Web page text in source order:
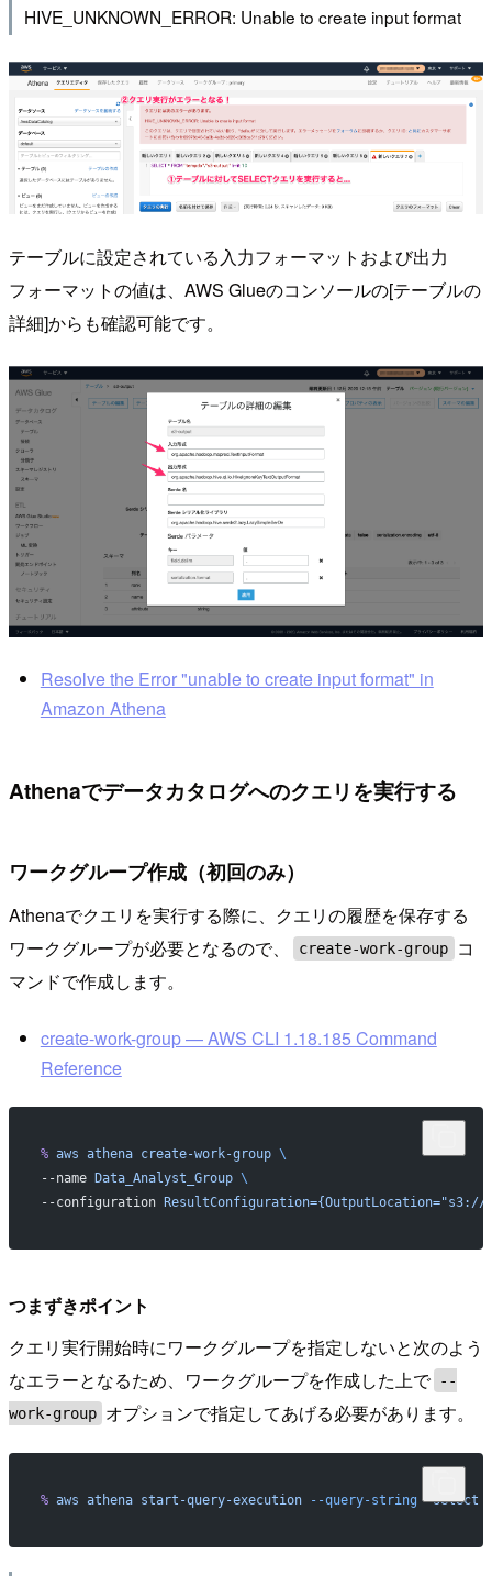
HIVE_UNKNOWN_ERROR: Unable to create input format
テーブルに設定されている入力フォーマットおよび出力
フォーマットの値は、AWS Glueのコンソールの[テーブルの
詳細]からも確認可能です。
Resolve the Error "unable to create input format" in
Amazon Athena
Athenaでデータカタログへのクエリを実行する
ワークグループ作成（初回のみ）
Athenaでクエリを実行する際に、クエリの履歴を保存する
ワークグループが必要となるので、
create-work-group
コ
マンドで作成します。
create-work-group — AWS CLI 1.18.185 Command
Reference
% aws athena create-work-group \
--name
Data_Analyst_Group \
--configuration
ResultConfiguration={OutputLocation="s3://
つまずきポイント
クエリ実行開始時にワークグループを指定しないと次のよう
なエラーとなるため、ワークグループを作成した上で
--
work-group オプションで指定してあげる必要があります。
% aws athena start-query-execution --query-string "select *